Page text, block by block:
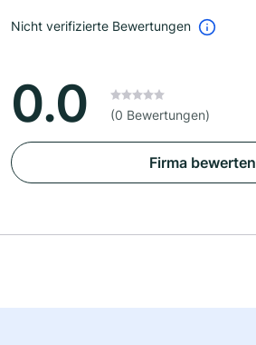
Nicht verifizierte Bewertungen
0.0 (0 Bewertungen)
Firma bewerten